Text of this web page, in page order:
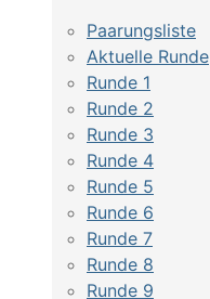
Paarungsliste
Aktuelle Runde
Runde 1
Runde 2
Runde 3
Runde 4
Runde 5
Runde 6
Runde 7
Runde 8
Runde 9